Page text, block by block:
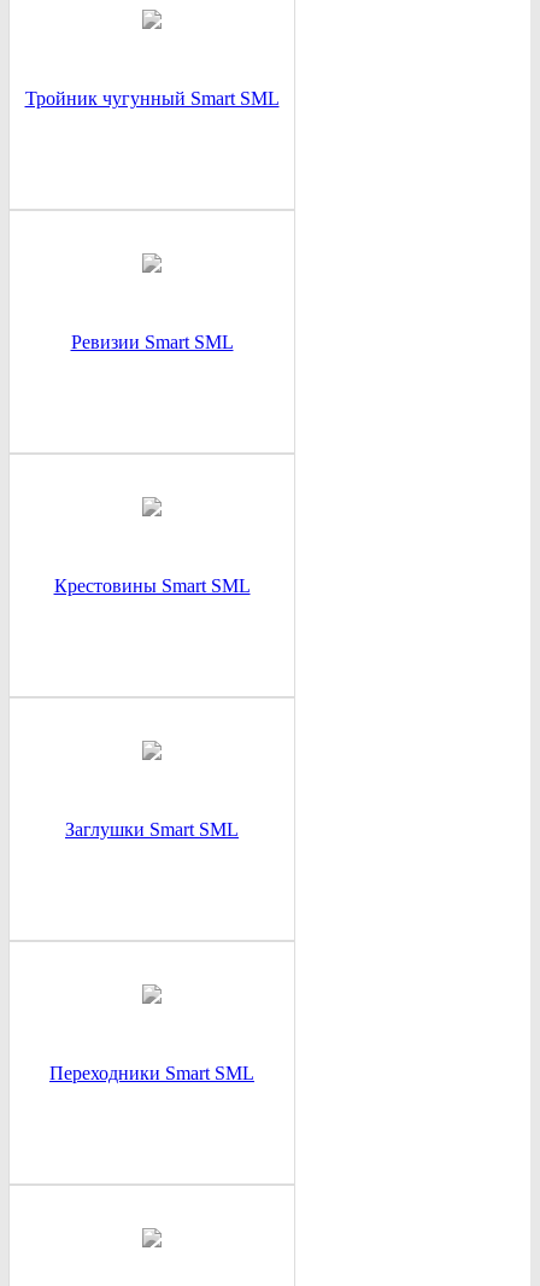
Тройник чугунный Smart SML
Ревизии Smart SML
Крестовины Smart SML
Заглушки Smart SML
Переходники Smart SML